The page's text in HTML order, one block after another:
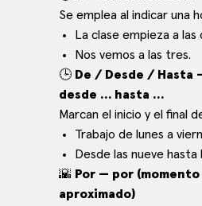
Se emplea al indicar una
La clase empieza a las
Nos vemos a las tres.
🕒 De / Desde /
desde … hasta …
Marcan el inicio y el final
Trabajo de lunes a
Desde las nueve hasta
🌇 Por — por
aproximado)